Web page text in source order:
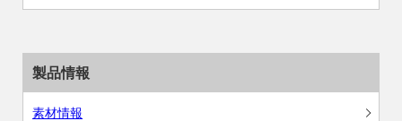
製品情報
素材情報